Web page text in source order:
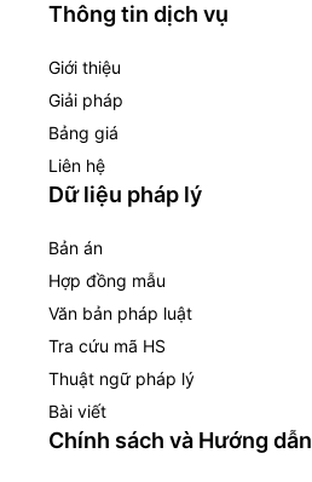
Thông tin dịch vụ
Giới thiệu
Giải pháp
Bảng giá
Liên hệ
Dữ liệu pháp lý
Bản án
Hợp đồng mẫu
Văn bản pháp luật
Tra cứu mã HS
Thuật ngữ pháp lý
Bài viết
Chính sách và Hướng dẫn